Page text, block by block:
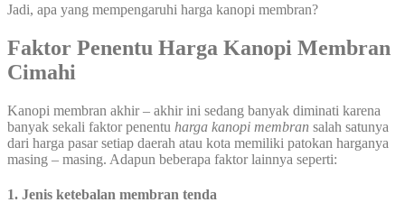
Jadi, apa yang mempengaruhi harga kanopi membran?
Faktor Penentu Harga Kanopi Membran
Cimahi
Kanopi membran akhir – akhir ini sedang banyak diminati karena
banyak sekali faktor penentu harga kanopi membran salah satunya
dari harga pasar setiap daerah atau kota memiliki patokan harganya
masing – masing. Adapun beberapa faktor lainnya seperti:
1. Jenis ketebalan membran tenda